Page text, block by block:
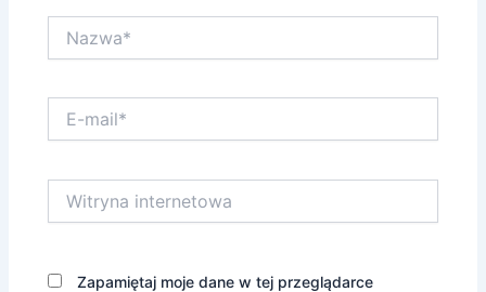
mail*
internetowa
Zapamiętaj moje dane w tej przeglądarce